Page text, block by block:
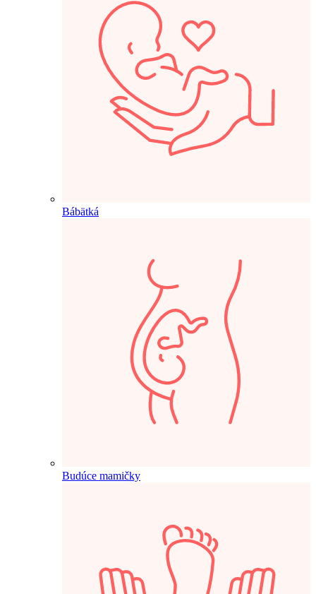
Bábätká
Budúce mamičky